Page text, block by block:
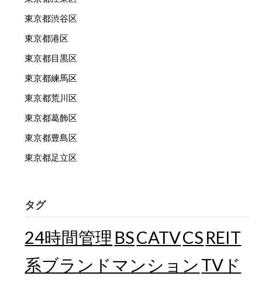
東京都渋谷区
東京都港区
東京都目黒区
東京都練馬区
東京都荒川区
東京都葛飾区
東京都豊島区
東京都足立区
タグ
24時間管理 BSCATVCS REIT
系ブランドマンション TVド